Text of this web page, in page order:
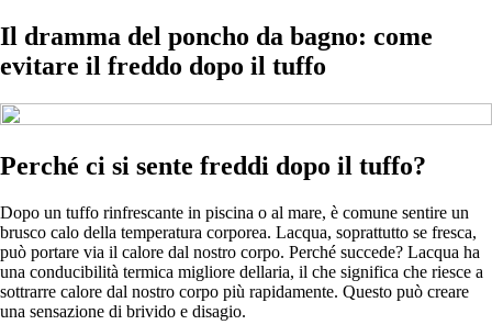
Il dramma del poncho da bagno: come
evitare il freddo dopo il tuffo
Perché ci si sente freddi dopo il tuffo?
Dopo un tuffo rinfrescante in piscina o al mare, è comune sentire un
brusco calo della temperatura corporea. Lacqua, soprattutto se fresca,
può portare via il calore dal nostro corpo. Perché succede? Lacqua ha
una conducibilità termica migliore dellaria, il che significa che riesce a
sottrarre calore dal nostro corpo più rapidamente. Questo può creare
una sensazione di brivido e disagio.